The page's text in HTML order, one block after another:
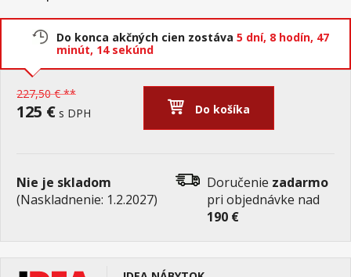
Do konca akčných cien zostáva 5 dní, 8 hodín, 47
minút, 14 sekúnd
227,50 € **
125 € s DPH Do košíka
Nie je skladom
(Naskladnenie: 1.2.2027)
Doručenie zadarmo
pri objednávke nad
190 €